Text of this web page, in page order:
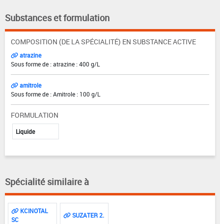
Substances et formulation
COMPOSITION (DE LA SPÉCIALITÉ) EN SUBSTANCE ACTIVE
atrazine
Sous forme de : atrazine : 400 g/L
amitrole
Sous forme de : Amitrole : 100 g/L
FORMULATION
Liquide
Spécialité similaire à
KCINOTAL
SC
SUZATER 2.